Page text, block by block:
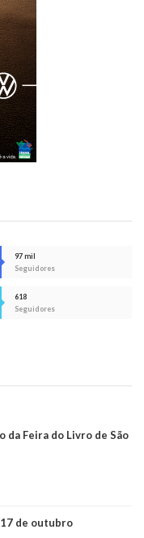
97 mil
Seguidores
618
Seguidores
da Feira do Livro de São
de outubro